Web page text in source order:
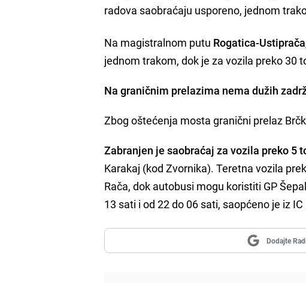
radova saobraćaju usporeno, jednom
Na magistralnom putu Rogatica-Ustiprača
jednom trakom, dok je za vozila preko 30
Na graničnim prelazima nema dužih
Zbog oštećenja mosta granični prelaz
Zabranjen je saobraćaj za vozila preko 5
Karakaj (kod Zvornika). Teretna vozila
Rača, dok autobusi mogu koristiti GP
13 sati i od 22 do 06 sati, saopćeno je iz IC
Dodajte